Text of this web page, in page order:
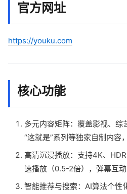
官方网址
https://youku.com
核心功能
多元内容矩阵：覆盖影视、综
“这就是”系列等独家自制内容
高清沉浸播放：支持4K、
速播放（0.5-2倍），弹幕互动
智能推荐与搜索：AI算法个性